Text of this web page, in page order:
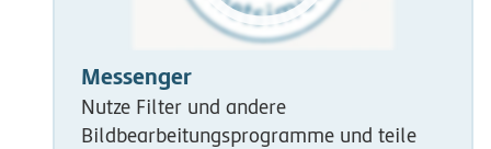
Messenger
Nutze Filter und andere
Bildbearbeitungsprogramme und teile